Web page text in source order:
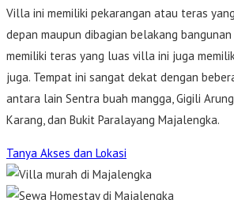
Villa ini memiliki pekarangan atau teras
depan maupun dibagian belakang
memiliki teras yang luas villa ini juga
juga. Tempat ini sangat dekat dengan
antara lain Sentra buah mangga, Gigili Arung
Karang, dan Bukit Paralayang Majalengka.
Tanya Akses dan Lokasi